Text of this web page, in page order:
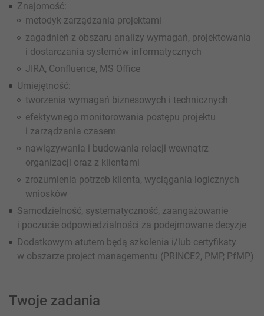
Znajomość:
metodyk zarządzania projektami
zagadnień z obszaru analizy wymagań, projektowania
i dostarczania systemów informatycznych
JIRA, Confluence, MS Office
Umiejętność:
tworzenia wymagań biznesowych i technicznych
efektywnego monitorowania postępu projektu
i zarządzania czasem
nawiązywania i budowania relacji wewnątrz
organizacji oraz z klientami
zrozumienia potrzeb klienta, wyciągania logicznych
wniosków
Samodzielność, systematyczność, zaangażowanie
i poczucie odpowiedzialności za podejmowane decyzje
Dodatkowym atutem będą szkolenia i/lub certyfikaty
w obszarze project managementu (PRINCE2, PMP, PfMP)
Twoje zadania